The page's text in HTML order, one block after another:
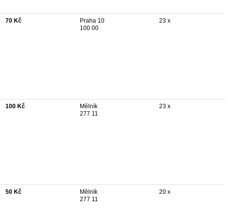
70 Kč
Praha 10
100 00
23 x
100 Kč
Mělník
277 11
23 x
50 Kč
Mělník
277 11
20 x